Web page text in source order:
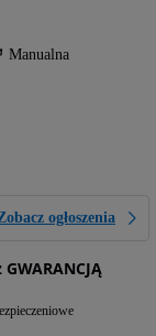
Manualna
ogłoszenia